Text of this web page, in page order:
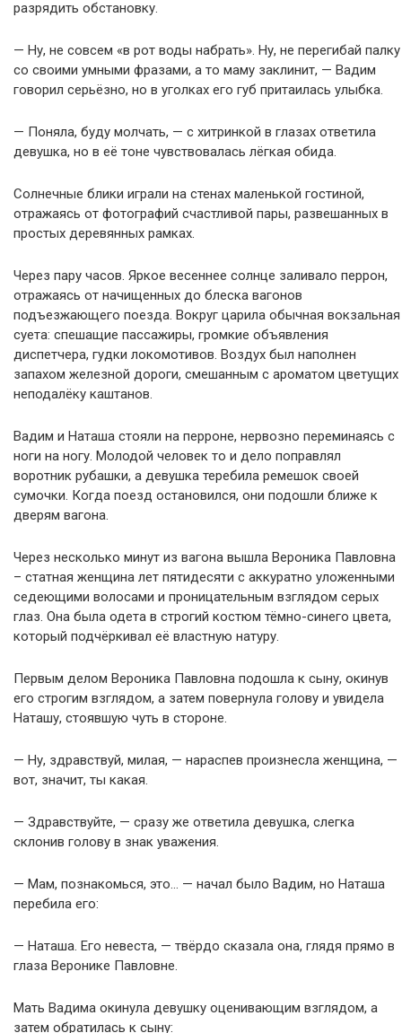
разрядить обстановку.
— Ну, не совсем «в рот воды набрать». Ну, не перегибай палку
со своими умными фразами, а то маму заклинит, — Вадим
говорил серьёзно, но в уголках его губ притаилась улыбка.
— Поняла, буду молчать, — с хитринкой в глазах ответила
девушка, но в её тоне чувствовалась лёгкая обида.
Солнечные блики играли на стенах маленькой гостиной,
отражаясь от фотографий счастливой пары, развешанных в
простых деревянных рамках.
Через пару часов. Яркое весеннее солнце заливало перрон,
отражаясь от начищенных до блеска вагонов
подъезжающего поезда. Вокруг царила обычная вокзальная
суета: спешащие пассажиры, громкие объявления
диспетчера, гудки локомотивов. Воздух был наполнен
запахом железной дороги, смешанным с ароматом цветущих
неподалёку каштанов.
Вадим и Наташа стояли на перроне, нервозно переминаясь с
ноги на ногу. Молодой человек то и дело поправлял
воротник рубашки, а девушка теребила ремешок своей
сумочки. Когда поезд остановился, они подошли ближе к
дверям вагона.
Через несколько минут из вагона вышла Вероника Павловна
– статная женщина лет пятидесяти с аккуратно уложенными
седеющими волосами и проницательным взглядом серых
глаз. Она была одета в строгий костюм тёмно-синего цвета,
который подчёркивал её властную натуру.
Первым делом Вероника Павловна подошла к сыну, окинув
его строгим взглядом, а затем повернула голову и увидела
Наташу, стоявшую чуть в стороне.
— Ну, здравствуй, милая, — нараспев произнесла женщина, —
вот, значит, ты какая.
— Здравствуйте, — сразу же ответила девушка, слегка
склонив голову в знак уважения.
— Мам, познакомься, это… — начал было Вадим, но Наташа
перебила его:
— Наташа. Его невеста, — твёрдо сказала она, глядя прямо в
глаза Веронике Павловне.
Мать Вадима окинула девушку оценивающим взглядом, а
затем обратилась к сыну: